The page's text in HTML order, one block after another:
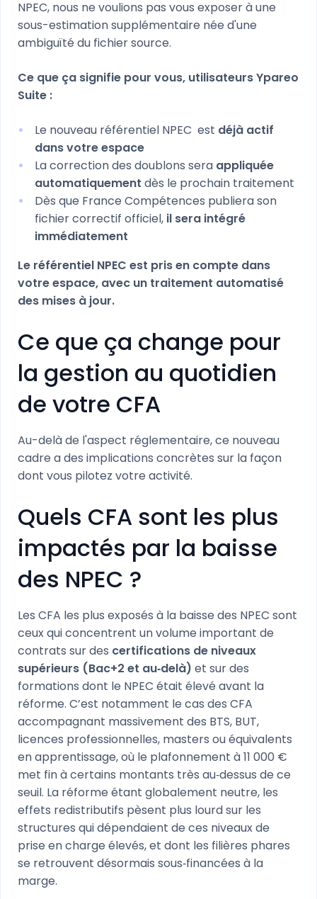
NPEC, nous ne voulions pas vous exposer à une
sous-estimation supplémentaire née d'une
ambiguïté du fichier source.
Ce que ça signifie pour vous, utilisateurs Ypareo
Suite :
Le nouveau référentiel NPEC est déjà actif
dans votre espace
La correction des doublons sera appliquée
automatiquement dès le prochain traitement
Dès que France Compétences publiera son
fichier correctif officiel, il sera intégré
immédiatement
Le référentiel NPEC est pris en compte dans
votre espace, avec un traitement automatisé
des mises à jour.
Ce que ça change pour
la gestion au quotidien
de votre CFA
Au-delà de l'aspect réglementaire, ce nouveau
cadre a des implications concrètes sur la façon
dont vous pilotez votre activité.
Quels CFA sont les plus
impactés par la baisse
des NPEC ?
Les CFA les plus exposés à la baisse des NPEC sont
ceux qui concentrent un volume important de
contrats sur des certifications de niveaux
supérieurs (Bac+2 et au‑delà) et sur des
formations dont le NPEC était élevé avant la
réforme. C’est notamment le cas des CFA
accompagnant massivement des BTS, BUT,
licences professionnelles, masters ou équivalents
en apprentissage, où le plafonnement à 11 000 €
met fin à certains montants très au‑dessus de ce
seuil. La réforme étant globalement neutre, les
effets redistributifs pèsent plus lourd sur les
structures qui dépendaient de ces niveaux de
prise en charge élevés, et dont les filières phares
se retrouvent désormais sous‑financées à la
marge.